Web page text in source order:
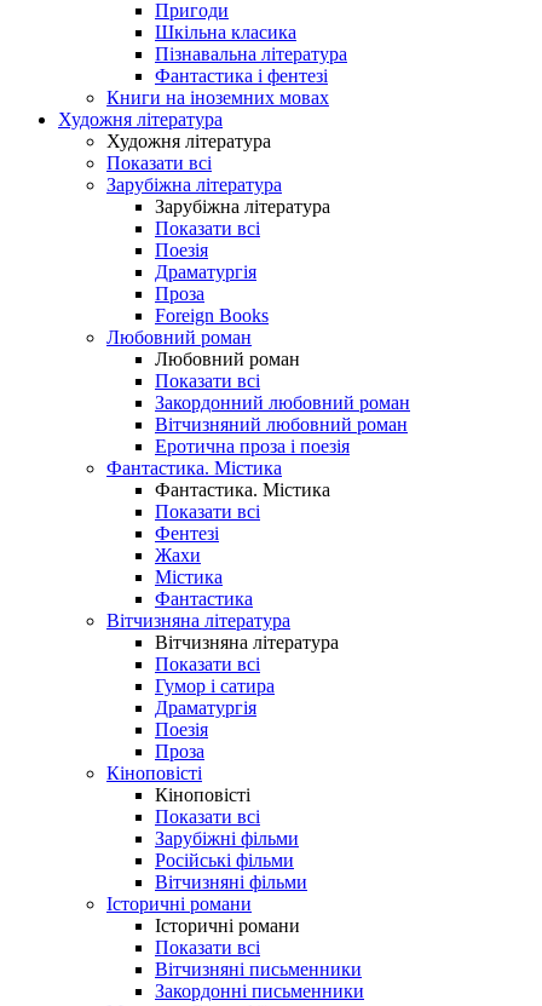
Пригоди
Шкільна класика
Пізнавальна література
Фантастика і фентезі
Книги на іноземних мовах
Художня література
Художня література
Показати всі
Зарубіжна література
Зарубіжна література
Показати всі
Поезія
Драматургія
Проза
Foreign Books
Любовний роман
Любовний роман
Показати всі
Закордонний любовний роман
Вітчизняний любовний роман
Еротична проза і поезія
Фантастика. Містика
Фантастика. Містика
Показати всі
Фентезі
Жахи
Містика
Фантастика
Вітчизняна література
Вітчизняна література
Показати всі
Гумор і сатира
Драматургія
Поезія
Проза
Кіноповісті
Кіноповісті
Показати всі
Зарубіжні фільми
Російські фільми
Вітчизняні фільми
Історичні романи
Історичні романи
Показати всі
Вітчизняні письменники
Закордонні письменники